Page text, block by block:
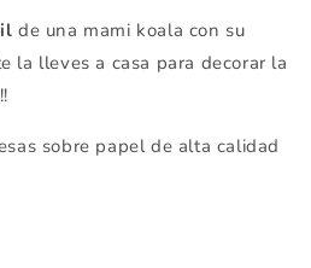
de una mami koala con su
la lleves a casa para decorar la
sobre papel de alta calidad